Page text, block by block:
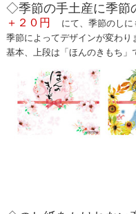
◇季節の手土産に季節
＋２０円
にて、季節のしに
季節によってデザインが変わり
基本、上段は「ほんのきもち」